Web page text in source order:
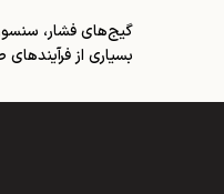
گیج‌های فشار،
بسیاری از